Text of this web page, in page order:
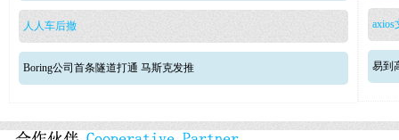
人人车后撤
Boring公司首条隧道打通 马斯克发推
axios
易到